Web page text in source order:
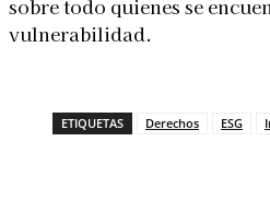
sobre todo quienes se
vulnerabilidad.
ETIQUETAS Derechos ESG